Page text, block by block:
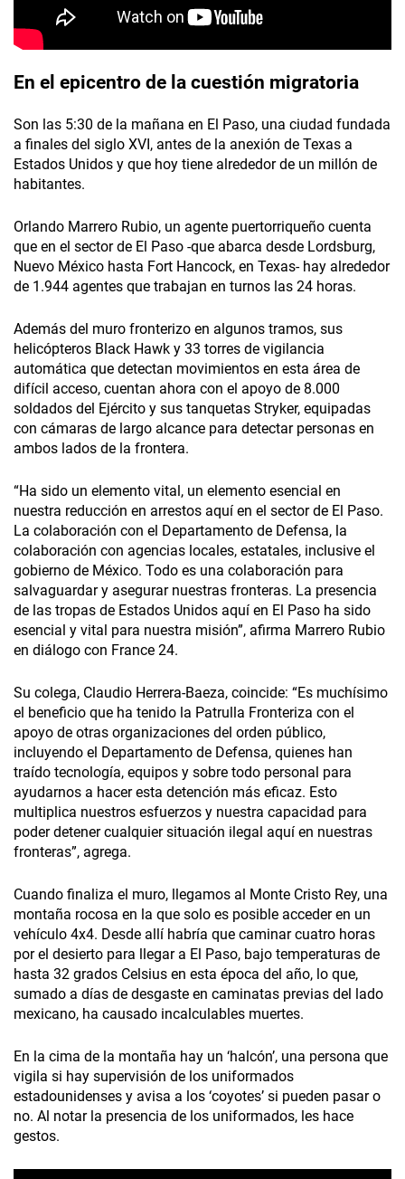
En el epicentro de la cuestión migratoria
Son las 5:30 de la mañana en El Paso, una ciudad fundada
a finales del siglo XVI, antes de la anexión de Texas a
Estados Unidos y que hoy tiene alrededor de un millón de
habitantes.
Orlando Marrero Rubio, un agente puertorriqueño cuenta
que en el sector de El Paso -que abarca desde Lordsburg,
Nuevo México hasta Fort Hancock, en Texas- hay alrededor
de 1.944 agentes que trabajan en turnos las 24 horas.
Además del muro fronterizo en algunos tramos, sus
helicópteros Black Hawk y 33 torres de vigilancia
automática que detectan movimientos en esta área de
difícil acceso, cuentan ahora con el apoyo de 8.000
soldados del Ejército y sus tanquetas Stryker, equipadas
con cámaras de largo alcance para detectar personas en
ambos lados de la frontera.
“Ha sido un elemento vital, un elemento esencial en
nuestra reducción en arrestos aquí en el sector de El Paso.
La colaboración con el Departamento de Defensa, la
colaboración con agencias locales, estatales, inclusive el
gobierno de México. Todo es una colaboración para
salvaguardar y asegurar nuestras fronteras. La presencia
de las tropas de Estados Unidos aquí en El Paso ha sido
esencial y vital para nuestra misión”, afirma Marrero Rubio
en diálogo con France 24.
Su colega, Claudio Herrera-Baeza, coincide: “Es muchísimo
el beneficio que ha tenido la Patrulla Fronteriza con el
apoyo de otras organizaciones del orden público,
incluyendo el Departamento de Defensa, quienes han
traído tecnología, equipos y sobre todo personal para
ayudarnos a hacer esta detención más eficaz. Esto
multiplica nuestros esfuerzos y nuestra capacidad para
poder detener cualquier situación ilegal aquí en nuestras
fronteras”, agrega.
Cuando finaliza el muro, llegamos al Monte Cristo Rey, una
montaña rocosa en la que solo es posible acceder en un
vehículo 4x4. Desde allí habría que caminar cuatro horas
por el desierto para llegar a El Paso, bajo temperaturas de
hasta 32 grados Celsius en esta época del año, lo que,
sumado a días de desgaste en caminatas previas del lado
mexicano, ha causado incalculables muertes.
En la cima de la montaña hay un ‘halcón’, una persona que
vigila si hay supervisión de los uniformados
estadounidenses y avisa a los ‘coyotes’ si pueden pasar o
no. Al notar la presencia de los uniformados, les hace
gestos.